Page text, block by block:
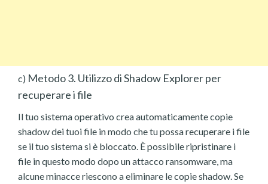
c) Metodo 3. Utilizzo di Shadow Explorer per
recuperare i file
Il tuo sistema operativo crea automaticamente copie
shadow dei tuoi file in modo che tu possa recuperare i file
se il tuo sistema si è bloccato. È possibile ripristinare i
file in questo modo dopo un attacco ransomware, ma
alcune minacce riescono a eliminare le copie shadow. Se